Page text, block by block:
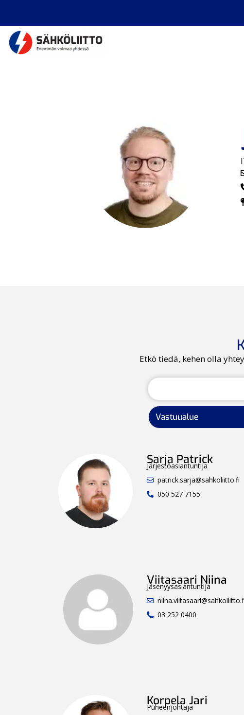
Etkö tiedä, kehen olla
Sarja Patrick
Järjestöasiantuntija
patrick.sarja@sahkoliitto.fi
050 527 7155
Viitasaari Niina
Jäsenyysasiantuntija
03 252 0400
Korpela Jari
Puheenjohtaja